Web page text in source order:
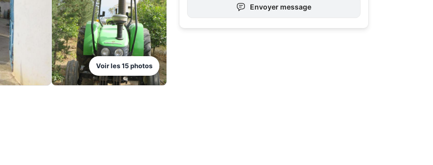
Voir les15photos
Envoyer message